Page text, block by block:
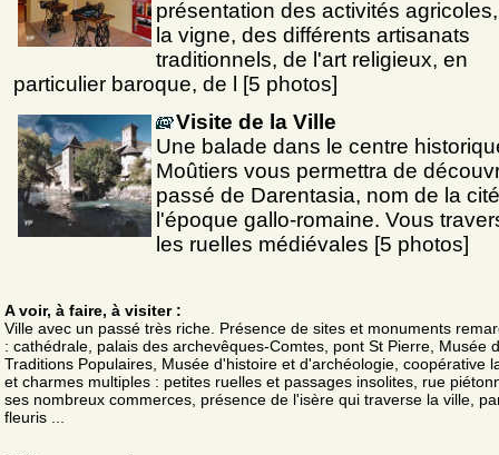
présentation des activités
la vigne, des différents artisanats
traditionnels, de l'art religieux, en
particulier baroque, de l [5 photos]
Visite de la Ville
Une balade dans le centre
Moûtiers vous permettra de
passé de Darentasia, nom de la
l'époque gallo-romaine. Vous
les ruelles médiévales [5 photos]
A voir, à faire, à visiter :
Ville avec un passé très riche. Présence de sites et monuments
: cathédrale, palais des archevêques-Comtes, pont St Pierre, Musée
Traditions Populaires, Musée d'histoire et d'archéologie, coopérative
et charmes multiples : petites ruelles et passages insolites, rue
ses nombreux commerces, présence de l'isère qui traverse la ville,
fleuris ...